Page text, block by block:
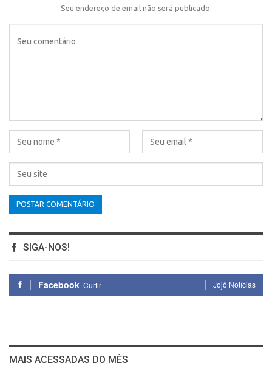
Seu endereço de email não será publicado.
SIGA-NOS!
Facebook Curtir Jojô Notícias
MAIS ACESSADAS DO MÊS